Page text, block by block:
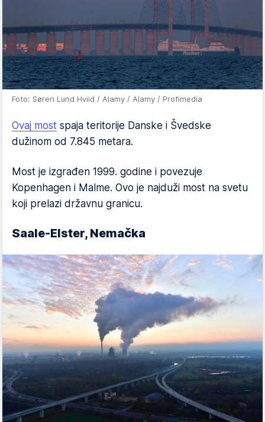
Foto: Søren Lund Hviid / Alamy / Alamy / Profimedia
Ovaj most spaja teritorije Danske i Švedske
dužinom od 7.845 metara.
Most je izgrađen 1999. godine i povezuje
Kopenhagen i Malme. Ovo je najduži most na svetu
koji prelazi državnu granicu.
Saale-Elster, Nemačka